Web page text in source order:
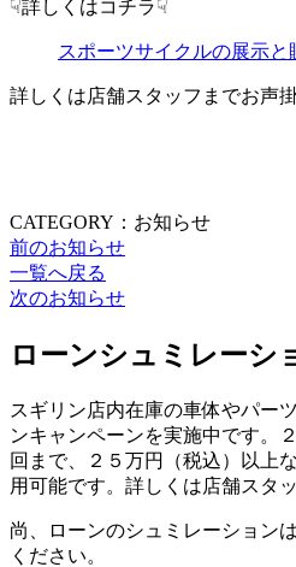
☟詳しくはコチラ☟
スポーツサイクルの展示と
詳しくは店舗スタッフまでお声
CATEGORY：お知らせ
前のお知らせ
一覧へ戻る
次のお知らせ
ローンシュミレーシ
スギリン店内在庫の車体やパー
ンキャンペーンを実施中です。
回まで、２５万円（税込）以上
用可能です。詳しくは店舗スタ
尚、ローンのシュミレーション
ください。